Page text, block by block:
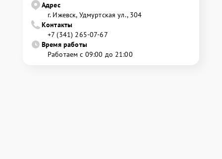
Адрес
г. Ижевск, Удмуртская ул., 304
Контакты
+7 (341) 265-07-67
Время работы
Работаем с 09:00 до 21:00